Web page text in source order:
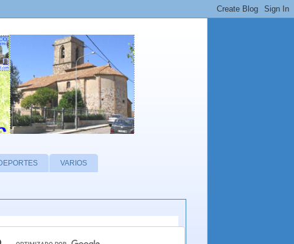
VARIOS